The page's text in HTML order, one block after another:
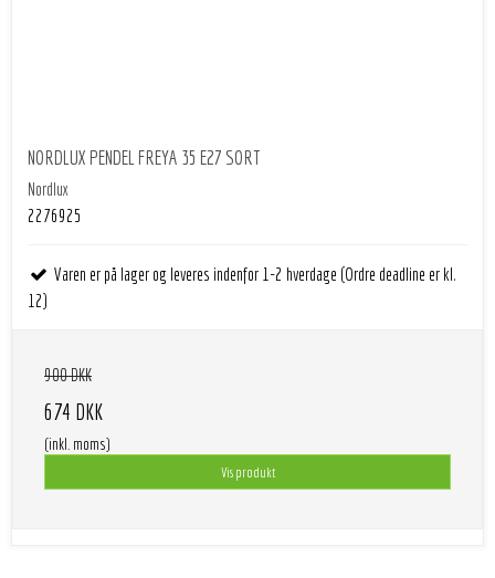
NORDLUX PENDEL FREYA 35 E27 SORT
Nordlux
2276925
Varen er på lager og leveres indenfor 1-2 hverdage (Ordre deadline er kl.
12)
900 DKK
674 DKK
(inkl. moms)
Vis produkt